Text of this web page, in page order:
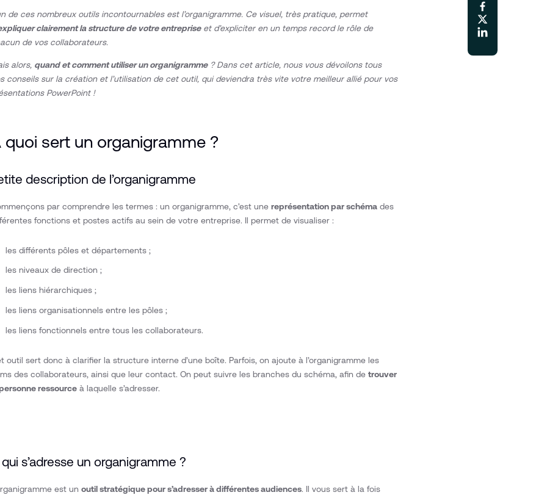
de ces nombreux outils incontournables est l’organigramme. Ce visuel, très pratique, permet
clairement la structure de votre entrepriseet d’expliciter en un temps record le rôle de
de vos collaborateurs.
alors, quand et comment utiliser un organigramme? Dans cet article, nous vous dévoilons tous
conseils sur la création et l’utilisation de cet outil, qui deviendra très vite votre meilleur allié pour vos
PowerPoint !
quoi sert un organigramme ?
description de l’organigramme
par comprendre les termes : un organigramme, c'est unereprésentation par schéma des
fonctions et postes actifs au sein de votre entreprise. Il permet de visualiser :
les différents pôles et départements ;
les niveaux de direction ;
les liens hiérarchiques ;
les liens organisationnels entre les pôles ;
les liens fonctionnels entre tous les collaborateurs.
outil sert donc à clarifier la structure interne d’une boîte. Parfois, on ajoute à l’organigramme les
des collaborateurs, ainsi que leur contact. On peut suivre les branches du schéma, afin detrouver
ressource à laquelle s’adresser.
s’adresse un organigramme ?
est unoutil stratégique pour s’adresser à différentes audiences. Il vous sert à la fois